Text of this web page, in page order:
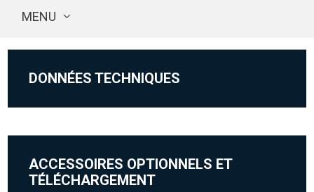
MENU
DONNÉES TECHNIQUES
ACCESSOIRES OPTIONNELS ET
TÉLÉCHARGEMENT